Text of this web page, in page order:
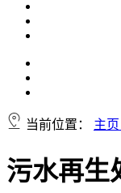
当前位置： 主页
污水再生